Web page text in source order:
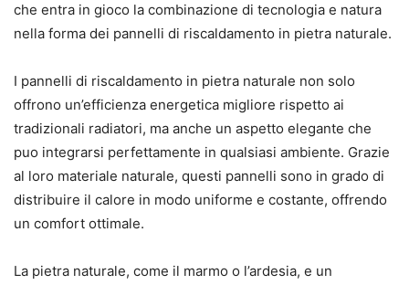
che entra in gioco la combinazione di tecnologia e natura
nella forma dei pannelli di riscaldamento in pietra naturale.
I pannelli di riscaldamento in pietra naturale non solo
offrono un’efficienza energetica migliore rispetto ai
tradizionali radiatori, ma anche un aspetto elegante che
puo integrarsi perfettamente in qualsiasi ambiente. Grazie
al loro materiale naturale, questi pannelli sono in grado di
distribuire il calore in modo uniforme e costante, offrendo
un comfort ottimale.
La pietra naturale, come il marmo o l’ardesia, e un